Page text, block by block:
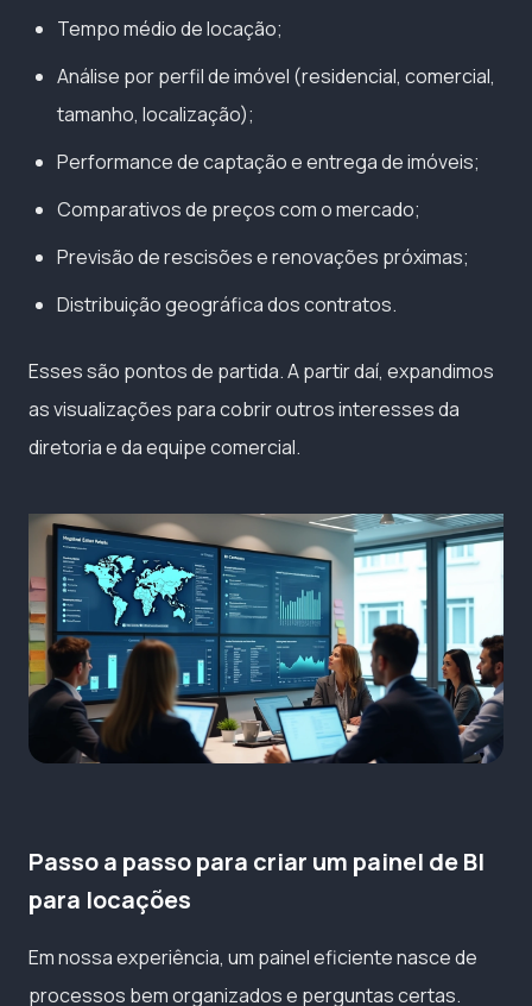
Tempo médio de locação;
Análise por perfil de imóvel (residencial, comercial,
tamanho, localização);
Performance de captação e entrega de imóveis;
Comparativos de preços com o mercado;
Previsão de rescisões e renovações próximas;
Distribuição geográfica dos contratos.
Esses são pontos de partida. A partir daí, expandimos
as visualizações para cobrir outros interesses da
diretoria e da equipe comercial.
Passo a passo para criar um painel de BI
para locações
Em nossa experiência, um painel eficiente nasce de
processos bem organizados e perguntas certas.